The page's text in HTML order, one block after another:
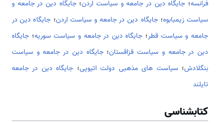
فرانسه؛ جایگاه دین در جامعه و سیاست اردن؛جایگاه دین در جامعه و
سیاست زیمبابوه؛جایگاه دین در جامعه و سیاست اردن؛ جایگاه دین در
جامعه و سیاست قطر؛ جایگاه دین در جامعه و سیاست سوریه؛ جایگاه
دین در جامعه و سیاست قزاقستان؛جایگاه دین در جامعه و سیاست
بنگلادش؛ سیاست های مذهبی دولت اتیوپی؛ جایگاه دین در جامعه
تایلند
کتابشناسی